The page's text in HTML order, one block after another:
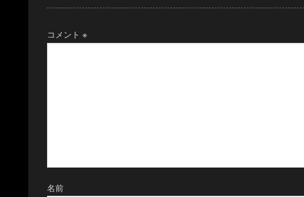
コメント ※
名前